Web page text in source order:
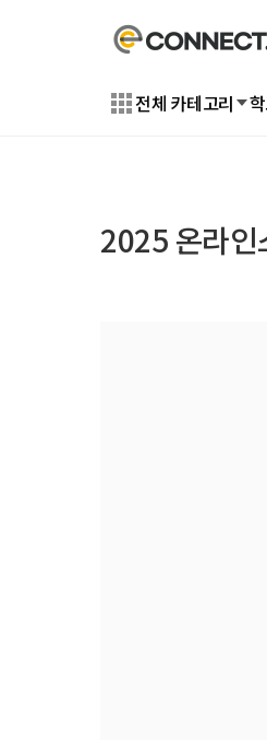
전체 카테고리
2025 온라인